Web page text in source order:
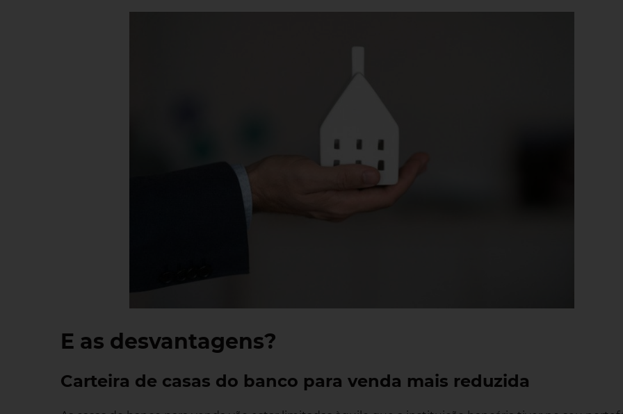
E as desvantagens?
Carteira de casas do banco para venda mais reduzida